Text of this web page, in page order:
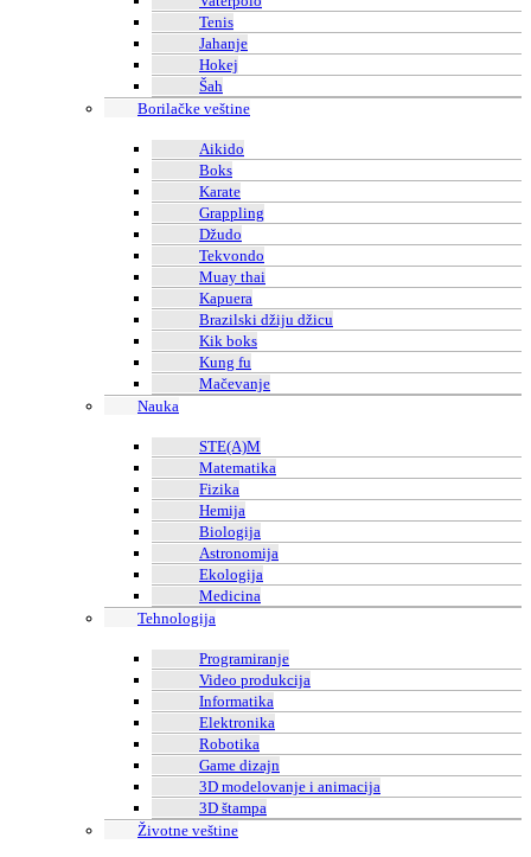
Tenis
Jahanje
Hokej
Šah
Borilačke veštine
Aikido
Boks
Karate
Grappling
Džudo
Tekvondo
Muay thai
Kapuera
Brazilski džiju džicu
Kik boks
Kung fu
Mačevanje
Nauka
STE(A)M
Matematika
Fizika
Hemija
Biologija
Astronomija
Ekologija
Medicina
Tehnologija
Programiranje
Video produkcija
Informatika
Elektronika
Robotika
Game dizajn
3D modelovanje i animacija
3D štampa
Životne veštine